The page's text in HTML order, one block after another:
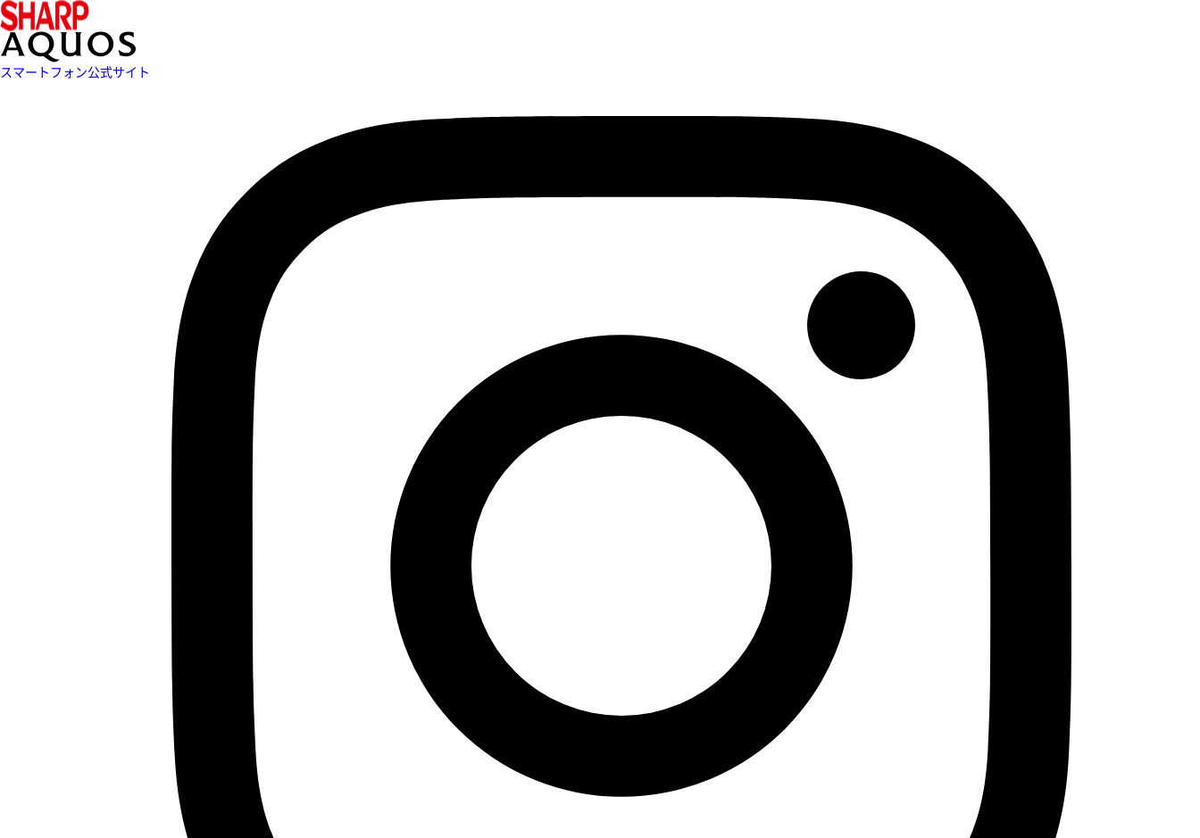
スマートフォン公式サイト